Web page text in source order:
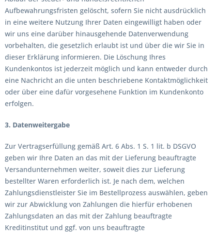
Aufbewahrungsfristen gelöscht, sofern Sie nicht ausdrücklich
in eine weitere Nutzung Ihrer Daten eingewilligt haben oder
wir uns eine darüber hinausgehende Datenverwendung
vorbehalten, die gesetzlich erlaubt ist und über die wir Sie in
dieser Erklärung informieren. Die Löschung Ihres
Kundenkontos ist jederzeit möglich und kann entweder durch
eine Nachricht an die unten beschriebene Kontaktmöglichkeit
oder über eine dafür vorgesehene Funktion im Kundenkonto
erfolgen.
3. Datenweitergabe
Zur Vertragserfüllung gemäß Art. 6 Abs. 1 S. 1 lit. b DSGVO
geben wir Ihre Daten an das mit der Lieferung beauftragte
Versandunternehmen weiter, soweit dies zur Lieferung
bestellter Waren erforderlich ist. Je nach dem, welchen
Zahlungsdienstleister Sie im Bestellprozess auswählen, geben
wir zur Abwicklung von Zahlungen die hierfür erhobenen
Zahlungsdaten an das mit der Zahlung beauftragte
Kreditinstitut und ggf. von uns beauftragte